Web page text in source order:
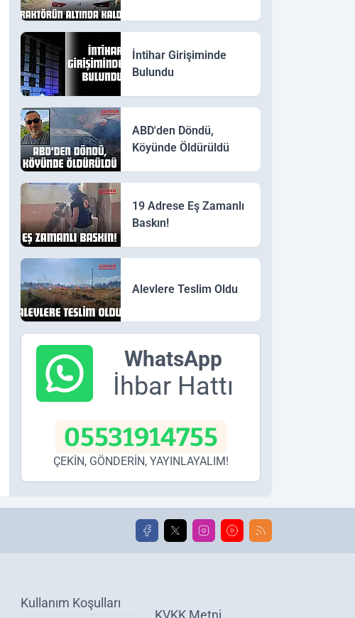
İntihar Girişiminde
Bulundu
ABD'den Döndü,
Köyünde Öldürüldü
19 Adrese Eş Zamanlı
Baskın!
Alevlere Teslim Oldu
WhatsApp
İhbar Hattı
05531914755
ÇEKİN, GÖNDERİN, YAYINLAYALIM!
Kullanım Koşulları
KVKK Metni